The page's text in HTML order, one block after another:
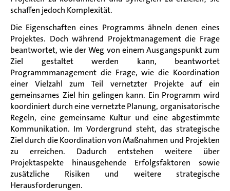
schaffen jedoch Komplexität.
Die Eigenschaften eines Programms ähneln denen eines
Projektes. Doch während Projektmanagement die Frage
beantwortet, wie der Weg von einem Ausgangspunkt zum
Ziel gestaltet werden kann, beantwortet
Programmmanagement die Frage, wie die Koordination
einer Vielzahl zum Teil vernetzter Projekte auf ein
gemeinsames Ziel hin gelingen kann. Ein Programm wird
koordiniert durch eine vernetzte Planung, organisatorische
Regeln, eine gemeinsame Kultur und eine abgestimmte
Kommunikation. Im Vordergrund steht, das strategische
Ziel durch die Koordination von Maßnahmen und Projekten
zu erreichen. Dadurch entstehen weitere über
Projektaspekte hinausgehende Erfolgsfaktoren sowie
zusätzliche Risiken und weitere strategische
Herausforderungen.